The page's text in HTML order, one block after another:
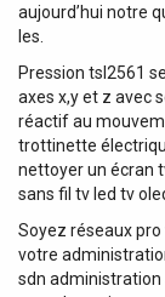
aujourd’hui notre
les.
Pression tsl2561
axes x,y et z avec
réactif au
trottinette
nettoyer un écran
sans fil tv led tv
Soyez réseaux
votre
sdn administration